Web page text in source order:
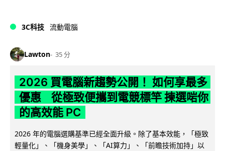
3C科技 流動電腦
Lawton 35 分
2026 買電腦新趨勢公開！ 如何享最多
優惠 從極致便攜到電競標竿 揀選啱你
的高效能 PC
2026 年的電腦選購基準已經全面升級。除了基本效能，「極致
輕量化」、「機身美學」、「AI算力」、「前瞻技術加持」以